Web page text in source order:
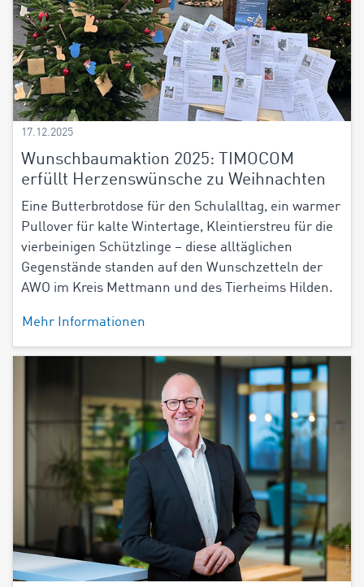
17.12.2025
Wunschbaumaktion 2025: TIMOCOM
erfüllt Herzenswünsche zu Weihnachten
Eine Butterbrotdose für den Schulalltag, ein warmer
Pullover für kalte Wintertage, Kleintierstreu für die
vierbeinigen Schützlinge – diese alltäglichen
Gegenstände standen auf den Wunschzetteln der
AWO im Kreis Mettmann und des Tierheims Hilden.
Mehr Informationen